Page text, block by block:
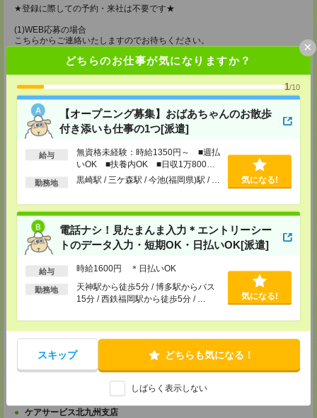
どちらのお仕事が気になりますか？
1/10
【オープニング募集】おばあちゃんのお散歩
付き添いも仕事の1つ[派遣]
給与
無資格未経験：時給1350円～ ■週払
いOK ■扶養内OK ■日収1万800円
以上
勤務地 黒崎駅 / 三ケ森駅 / 今池(福岡県)駅 / … 気になる!
電話ナシ！見たまんま入力＊エントリーシー
トのデータ入力・短期OK・日払いOK[派遣]
給与 時給1600円 ＊日払いOK
勤務地
天神駅から徒歩5分 / 博多駅からバス
15分 / 西鉄福岡駅から徒歩5分 / …
気になる!
スキップ どちらも気になる！
しばらく表示しない
×
★登録に際しての予約・来社は不要です★
(1)WEB応募の場合
こちらからご連絡いたしますのでお待ちください。
内容をご確認ください。
(2)電話応募の場合
お時間のあるときにお電話にてご応募いただければ
その場で登録も可能です。
持ち物
弊社HPよりマイページ作成をお願いします
電話での登録の際に、マイページ作成をいただいた旨をお伝えください。
所要時間
【電話登録】30分程度
・経験やご希望などをインタビュー
・お仕事のご紹介など
登録場所
ケアサービス鹿児島支店
〒892-0846
鹿児島市加治屋町 15-9 大同生命鹿児島ビル 9F
担当：採用担当
〒812-0024 福岡県福岡市博多区綱場町4-11 パシフィックコート博
多 3F（25.3.17～）
ケアサービス北九州支店